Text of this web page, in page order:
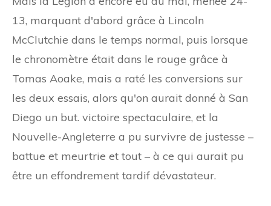
13, marquant d'abord grâce à Lincoln
McClutchie dans le temps normal, puis lorsque
le chronomètre était dans le rouge grâce à
Tomas Aoake, mais a raté les conversions sur
les deux essais, alors qu'on aurait donné à San
Diego un but. victoire spectaculaire, et la
Nouvelle-Angleterre a pu survivre de justesse –
battue et meurtrie et tout – à ce qui aurait pu
être un effondrement tardif dévastateur.